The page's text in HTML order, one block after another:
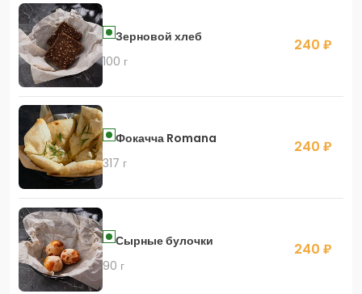
Зерновой хлеб
100 г
240 ₽
Фокачча Romana
317 г
240 ₽
Сырные булочки
90 г
240 ₽